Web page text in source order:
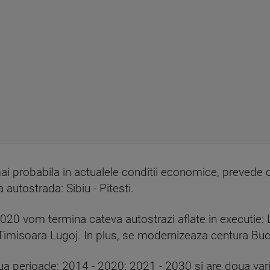
probabila in actualele conditii economice, prevede
Sibiu - Pitesti.
vom termina cateva autostrazi aflate in executie:
Lugoj. In plus, se modernizeaza centura
perioade: 2014 - 2020; 2021 - 2030 si are doua